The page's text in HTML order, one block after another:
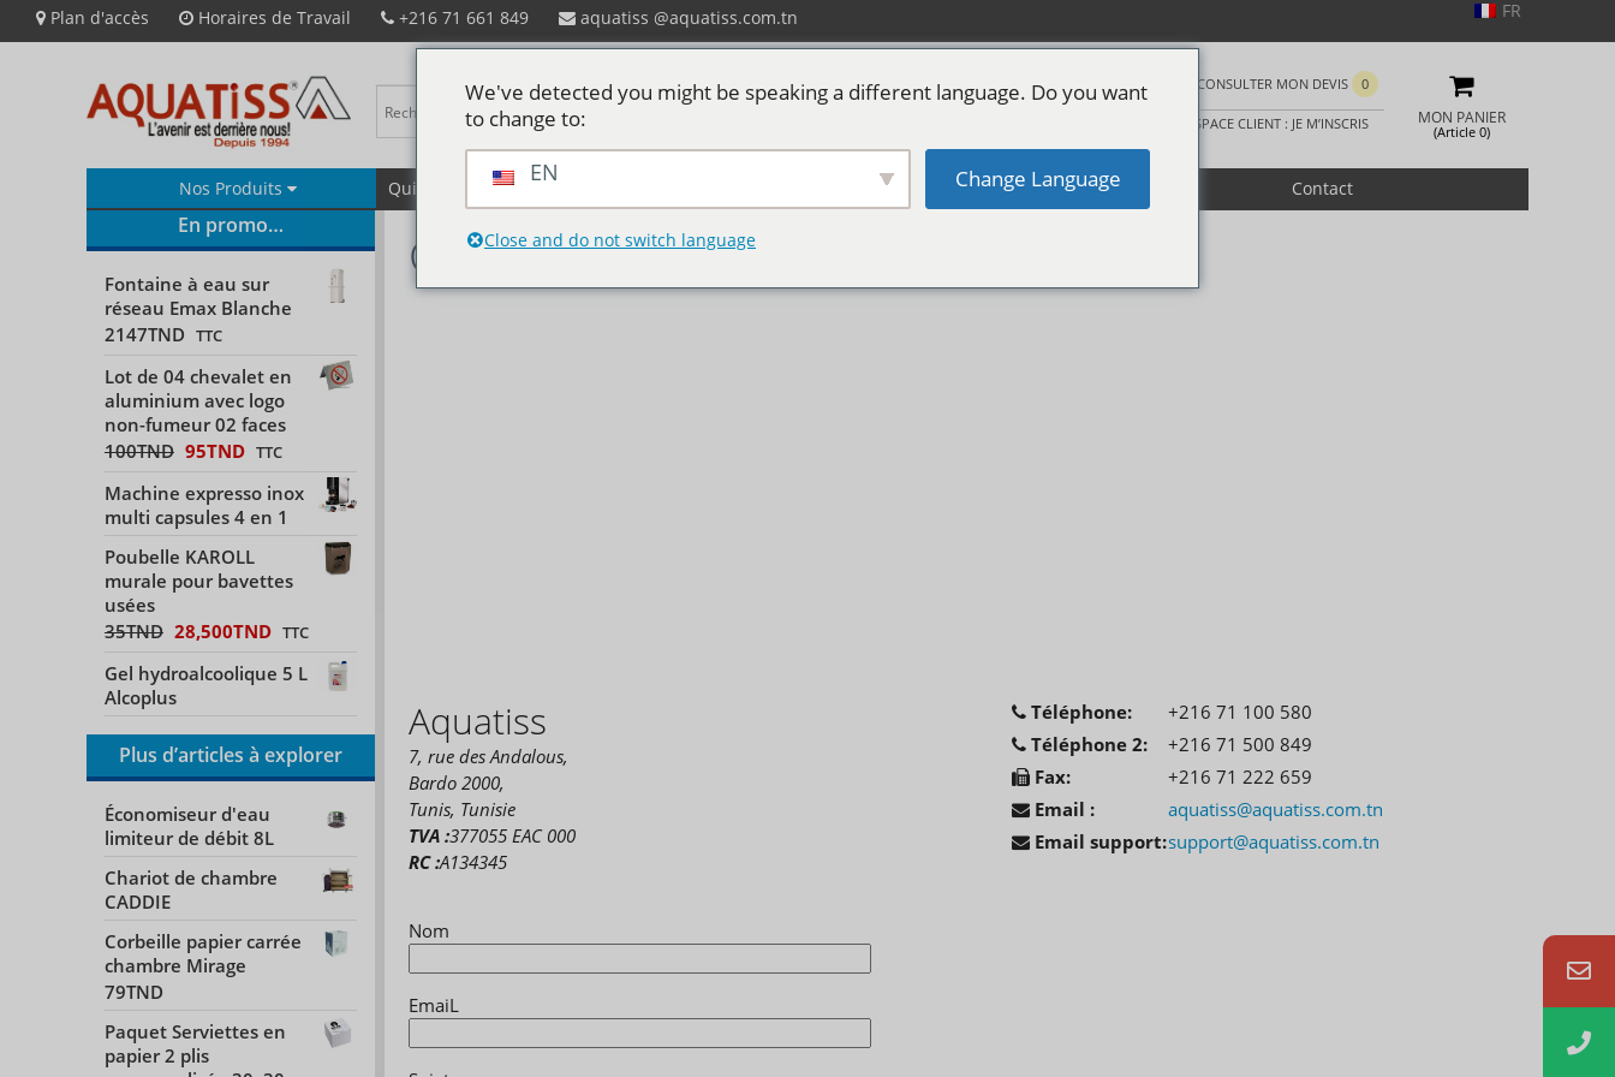
Plan d'accès Horaires de Travail +216 71 661 849 aquatiss aquatiss.com.tn
Nos Produits Qui Sommes-Nous ? Services Promotion Contact
CONSULTER MON DEVIS 0
ESPACE CLIENT : JE M’INSCRIS MON PANIER
(Article 0)
Contact
Aquatiss
7, rue des Andalous,
Bardo 2000,
Tunis, Tunisie
TVA :377055 EAC 000
RC :A134345
Téléphone:
+216 71 100 580
Téléphone 2:
+216 71 500 849
Fax:
+216 71 222 659
Email :
aquatiss@aquatiss.com.tn
Email support:support@aquatiss.com.tn
Nom
EmaiL
En promo…
Fontaine à eau sur
réseau Emax Blanche
2147TND TTC
Lot de 04 chevalet en
aluminium avec logo
non-fumeur 02 faces
100TND 95TND TTC
Machine expresso inox
multi capsules 4 en 1
Poubelle KAROLL
murale pour bavettes
usées
35TND 28,500TND TTC
Gel hydroalcoolique 5 L
Alcoplus
Plus d’articles à explorer
Économiseur d'eau
limiteur de débit 8L
Chariot de chambre
CADDIE
Corbeille papier carrée
chambre Mirage
79TND
Paquet Serviettes en
papier 2 plis
FR
We've detected you might be speaking a different language. Do you want
to change to:
EN Change Language
Close and do not switch language